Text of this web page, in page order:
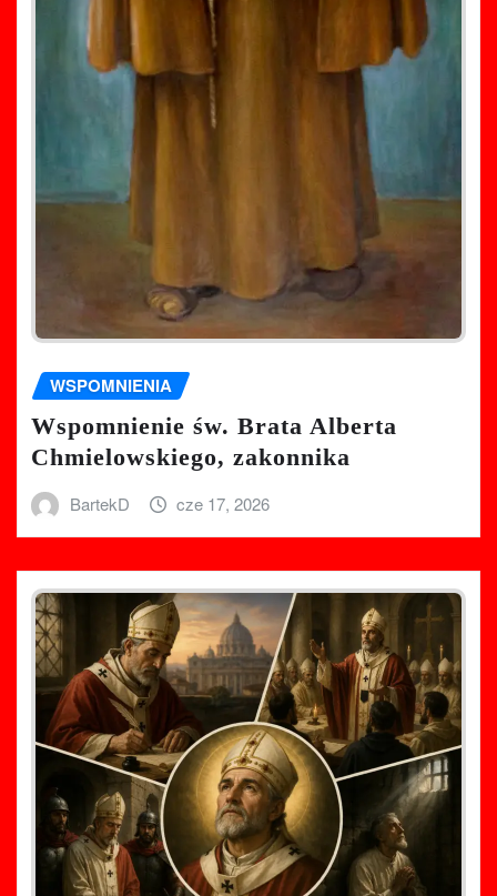
WSPOMNIENIA
Wspomnienie św. Brata Alberta
Chmielowskiego, zakonnika
BartekD cze 17, 2026